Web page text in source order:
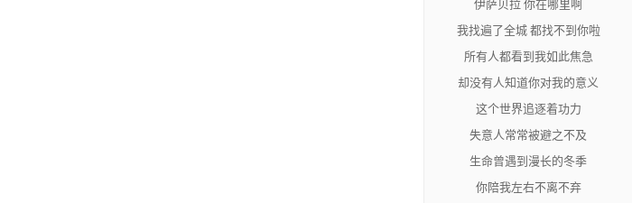
伊萨贝拉 你在哪里啊
我找遍了全城 都找不到你啦
所有人都看到我如此焦急
却没有人知道你对我的意义
这个世界追逐着功力
失意人常常被避之不及
生命曾遇到漫长的冬季
你陪我左右不离不弃